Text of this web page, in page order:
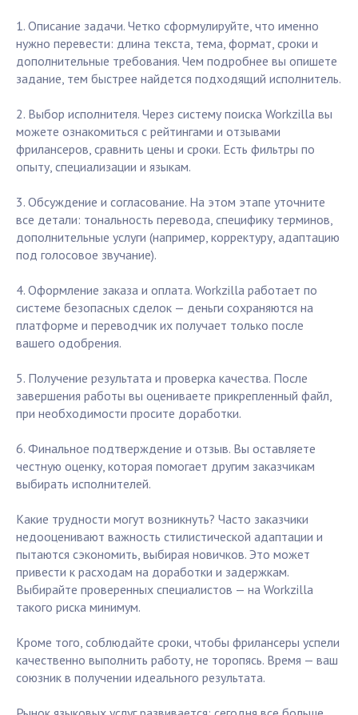
1. Описание задачи. Четко сформулируйте, что именно
нужно перевести: длина текста, тема, формат, сроки и
дополнительные требования. Чем подробнее вы опишете
задание, тем быстрее найдется подходящий исполнитель.
2. Выбор исполнителя. Через систему поиска Workzilla вы
можете ознакомиться с рейтингами и отзывами
фрилансеров, сравнить цены и сроки. Есть фильтры по
опыту, специализации и языкам.
3. Обсуждение и согласование. На этом этапе уточните
все детали: тональность перевода, специфику терминов,
дополнительные услуги (например, корректуру, адаптацию
под голосовое звучание).
4. Оформление заказа и оплата. Workzilla работает по
системе безопасных сделок — деньги сохраняются на
платформе и переводчик их получает только после
вашего одобрения.
5. Получение результата и проверка качества. После
завершения работы вы оцениваете прикрепленный файл,
при необходимости просите доработки.
6. Финальное подтверждение и отзыв. Вы оставляете
честную оценку, которая помогает другим заказчикам
выбирать исполнителей.
Какие трудности могут возникнуть? Часто заказчики
недооценивают важность стилистической адаптации и
пытаются сэкономить, выбирая новичков. Это может
привести к расходам на доработки и задержкам.
Выбирайте проверенных специалистов — на Workzilla
такого риска минимум.
Кроме того, соблюдайте сроки, чтобы фрилансеры успели
качественно выполнить работу, не торопясь. Время — ваш
союзник в получении идеального результата.